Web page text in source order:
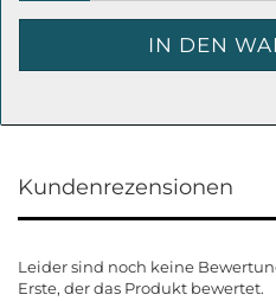
Kundenrezensionen
Leider sind noch keine
Erste, der das Produkt bewertet.